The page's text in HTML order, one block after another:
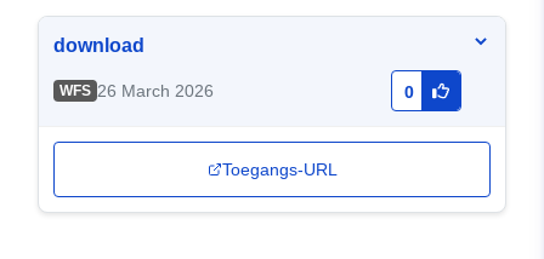
download
WFS 26 March 2026 0
Toegangs-URL